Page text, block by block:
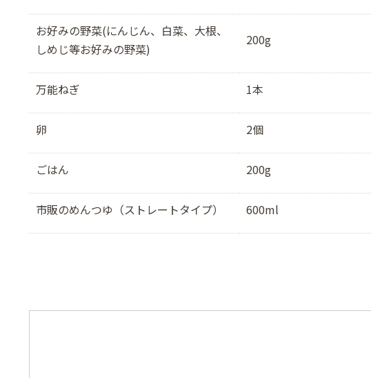
お好みの野菜(にんじん、白菜、大根、
しめじ等お好みの野菜)
200g
万能ねぎ 1本
卵 2個
ごはん 200g
市販のめんつゆ（ストレートタイプ） 600ml